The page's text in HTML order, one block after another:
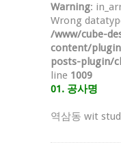
Warning:
Wrong
/www/cube-
content/
posts-plugin/
line 1009
01. 공사명
역삼동 wit